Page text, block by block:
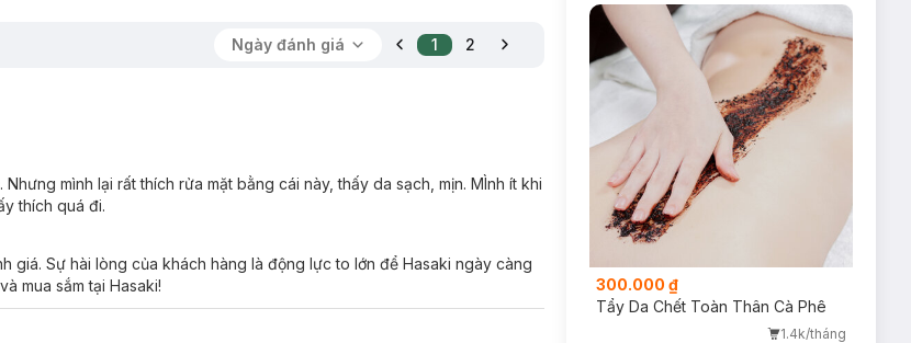
Ngày đánh giá 1 2
mình lại rất thích rửa mặt bằng cái này, thấy da sạch, mịn. MÌnh ít khi
thích quá đi.
giá. Sự hài lòng của khách hàng là động lực to lớn để Hasaki ngày càng
mua sắm tại Hasaki!
300.000 ₫
Tẩy Da Chết Toàn Thân Cà Phê
1.4k/tháng